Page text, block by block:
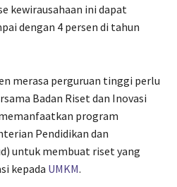
kewirausahaan ini dapat
dengan 4 persen di tahun
merasa perguruan tinggi perlu
Badan Riset dan Inovasi
program
Pendidikan dan
untuk membuat riset yang
kepada UMKM.